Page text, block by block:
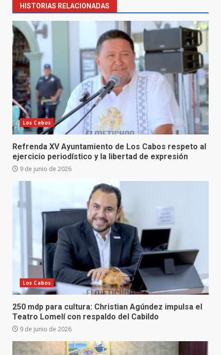
HISTORIAS RELACIONADAS
Los Cabos
Refrenda XV Ayuntamiento de Los Cabos respeto al
ejercicio periodístico y la libertad de expresión
9 de junio de 2026
Los Cabos
250 mdp para cultura: Christian Agúndez impulsa el
Teatro Lomelí con respaldo del Cabildo
9 de junio de 2026